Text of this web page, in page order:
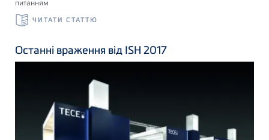
питанням
ЧИТАТИ СТАТТЮ
Останні враження від ISH 2017